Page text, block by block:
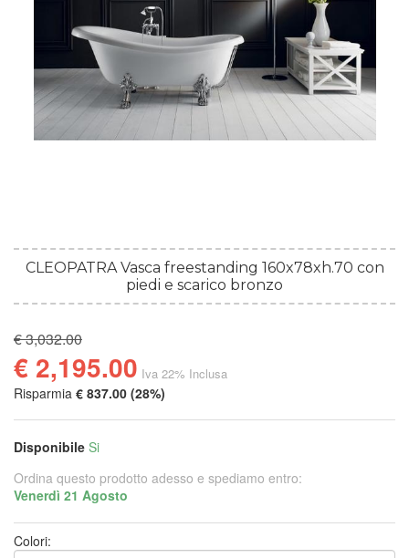
CLEOPATRA Vasca freestanding 160x78xh.70 con
piedi e scarico bronzo
€ 3,032.00
€ 2,195.00 Iva 22% Inclusa
Risparmia € 837.00 (28%)
Disponibile Si
Ordina questo prodotto adesso e spediamo entro:
Venerdì 21 Agosto
Colori: